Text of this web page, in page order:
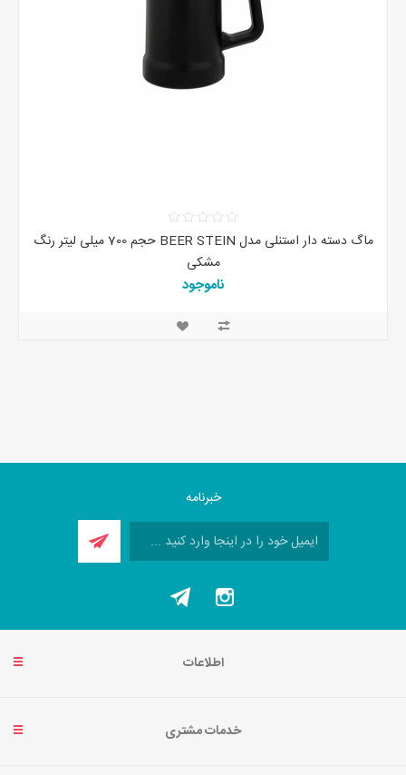
ماگ دسته دار استنلی مدل BEER STEIN حجم 700 میلی لیتر رنگ
مشکی
ناموجود
خبرنامه
اطلاعات
خدمات مشتری